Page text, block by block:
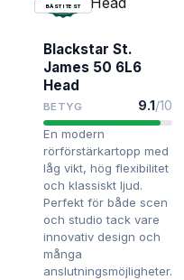
BÄST I TEST
Blackstar St.
James 50 6L6
Head
BETYG 9.1/10
En modern
rörförstärkartopp med
låg vikt, hög flexibilitet
och klassiskt ljud.
Perfekt för både scen
och studio tack vare
innovativ design och
många
anslutningsmöjligheter.